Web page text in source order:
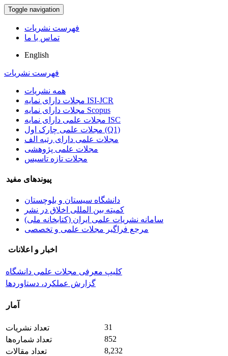
Toggle navigation
فهرست نشریات
تماس با ما
English
فهرست نشریات
همه نشریات
مجلات دارای نمایه ISI-JCR
مجلات دارای نمایه Scopus
مجلات علمی دارای نمایه ISC
مجلات علمی چارک اول (Q1)
مجلات علمی دارای رتبه الف
مجلات علمی پژوهشی
مجلات تازه تاسیس
پیوندهای مفید
دانشگاه سیستان و بلوچستان
کمیته بین المللی اخلاق در نشر
سامانه نشریات علمی ایران (کتابخانه ملی)
مرجع فراگیر مجلات علمی و تخصصی
اخبار و اعلانات
کلیپ معرفی مجلات علمی دانشگاه
گزارش عملکرد، دستاوردها
آمار
تعداد نشریات
31
تعداد شماره‌ها
852
تعداد مقالات
8,232